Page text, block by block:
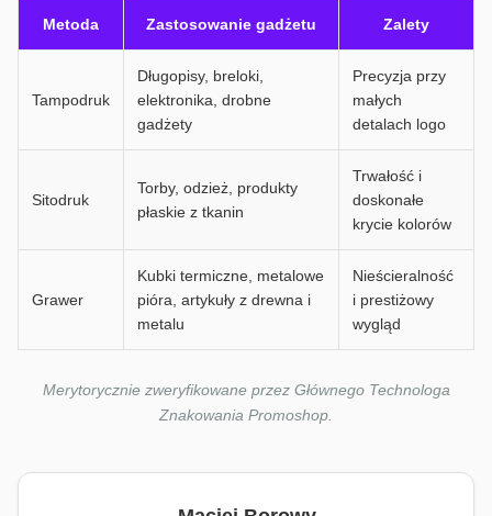
Metoda Zastosowanie gadżetu Zalety
Tampodruk
Długopisy, breloki,
elektronika, drobne
gadżety
Precyzja przy
małych
detalach logo
Sitodruk
Torby, odzież, produkty
płaskie z tkanin
Trwałość i
doskonałe
krycie kolorów
Grawer
Kubki termiczne, metalowe
pióra, artykuły z drewna i
metalu
Nieścieralność
i prestiżowy
wygląd
Merytorycznie zweryfikowane przez Głównego Technologa
Znakowania Promoshop.